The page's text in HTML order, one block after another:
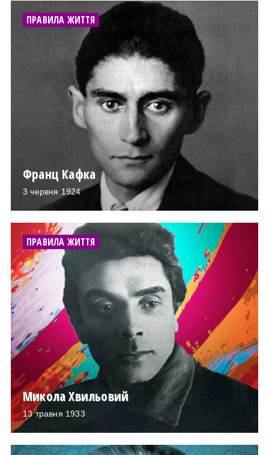
ПРАВИЛА ЖИТТЯ
Франц Кафка
3 червня 1924
ПРАВИЛА ЖИТТЯ
Микола Хвильовий
13 травня 1933